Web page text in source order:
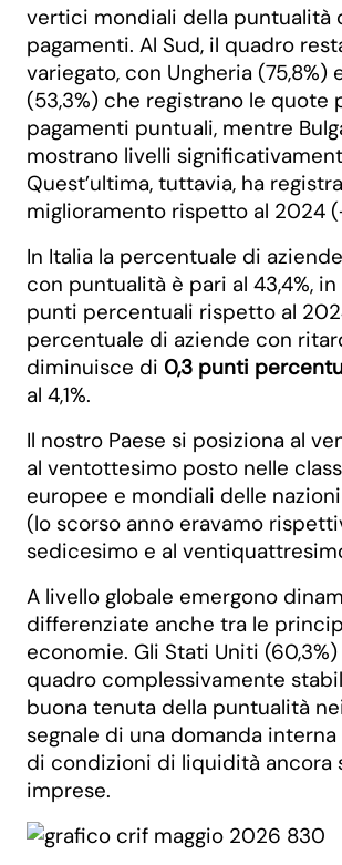
vertici mondiali della puntualità
pagamenti. Al Sud, il quadro
variegato, con Ungheria (75,8%)
(53,3%) che registrano le quote
pagamenti puntuali, mentre
mostrano livelli
Quest’ultima, tuttavia, ha
miglioramento rispetto al 2024
In Italia la percentuale di
con puntualità è pari al 43,4%, in
punti percentuali rispetto al
percentuale di aziende con
diminuisce di 0,3 punti
al 4,1%.
Il nostro Paese si posiziona al
al ventottesimo posto nelle
europee e mondiali delle
(lo scorso anno eravamo
sedicesimo e al
A livello globale emergono
differenziate anche tra le
economie. Gli Stati Uniti
quadro complessivamente
buona tenuta della puntualità
segnale di una domanda
di condizioni di liquidità ancora
imprese.